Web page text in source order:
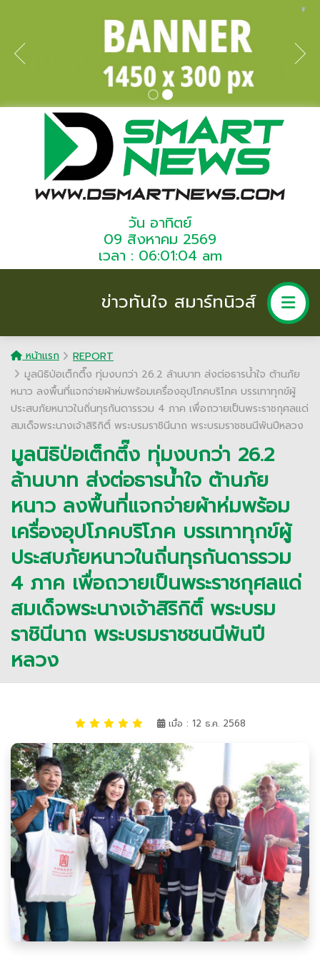
วัน อาทิตย์
09 สิงหาคม 2569
เวลา : 06:01:04 am
ข่าวทันใจ สมาร์ทนิวส์
หน้าแรก
REPORT
มูลนิธิป่อเต็กตึ๊ง ทุ่มงบกว่า 26.2 ล้านบาท ส่งต่อธารน้ำใจ ต้านภัย
หนาว ลงพื้นที่แจกจ่ายผ้าห่มพร้อมเครื่องอุปโภคบริโภค บรรเทาทุกข์ผู้
ประสบภัยหนาวในถิ่นทุรกันดารรวม 4 ภาค เพื่อถวายเป็นพระราชกุศลแด่
สมเด็จพระนางเจ้าสิริกิติ์ พระบรมราชินีนาถ พระบรมราชชนนีพันปีหลวง
มูลนิธิป่อเต็กตึ๊ง ทุ่มงบกว่า 26.2
ล้านบาท ส่งต่อธารน้ำใจ ต้านภัย
หนาว ลงพื้นที่แจกจ่ายผ้าห่มพร้อม
เครื่องอุปโภคบริโภค บรรเทาทุกข์ผู้
ประสบภัยหนาวในถิ่นทุรกันดารรวม
4 ภาค เพื่อถวายเป็นพระราชกุศลแด่
สมเด็จพระนางเจ้าสิริกิติ์ พระบรม
ราชินีนาถ พระบรมราชชนนีพันปี
หลวง
เมื่อ : 12 ธ.ค. 2568